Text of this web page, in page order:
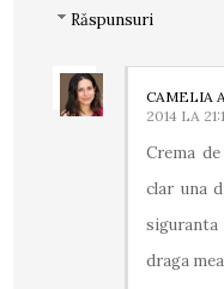
Răspunsuri
CAMELIA
2014 LA
Crema
clar una
siguranta
draga